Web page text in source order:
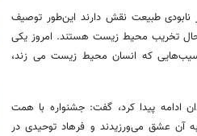
طبیعت نقش دارند این‌طور توصیف
تخریب محیط زیست هستند. امروز یکی
که انسان محیط زیست می زند،
ادامه پیدا کرد، گفت: جشنواره با همت
آن عشق می‌ورزیدند و فرهاد توحیدی در